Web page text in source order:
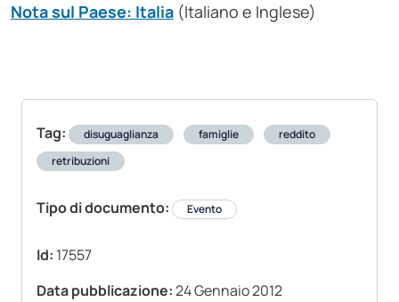
Tag: disuguaglianza famiglie
reddito
retribuzioni
Tipo di documento: Evento
Id: 17557
Data pubblicazione:24 Gennaio 2012
Nota sul Paese: Italia (Italiano e Inglese)